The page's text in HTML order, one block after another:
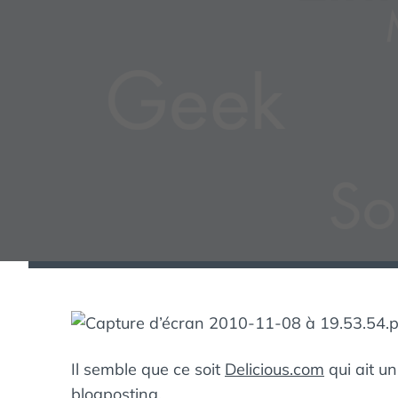
Il semble que ce soit Delicious.com qui ait